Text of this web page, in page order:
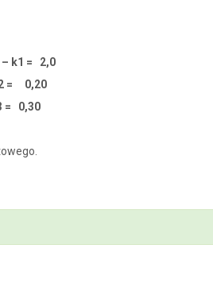
– k1 = 2,0
= 0,20
0,30